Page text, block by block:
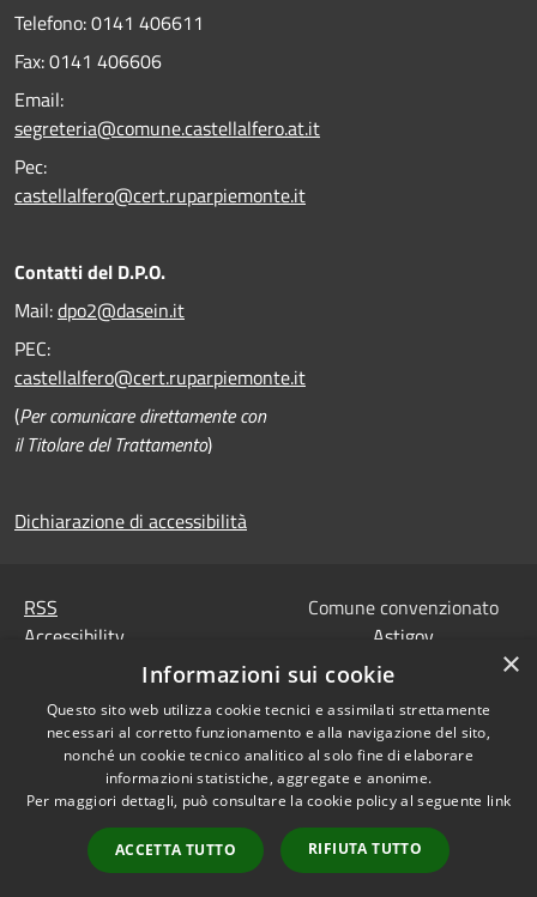
Telefono:0141 406611
Fax:0141 406606
Email:
segreteria@comune.castellalfero.at.it
Pec:
castellalfero@cert.ruparpiemonte.it
Contatti del D.P.O.
Mail:dpo2@dasein.it
PEC:
castellalfero@cert.ruparpiemonte.it
(Per comunicare direttamente con
il Titolare del Trattamento)
Dichiarazione di accessibilità
RSS
Accessibility
Sitemap
Codice Univoco IPA,
Tesoreria e Coordinate
bancarie
Dati di contatto DPO
Dichiarazione di
Comune convenzionato
Astigov
Progetto|Convenzione
Adesioni
•Accesso redazione
×
Informazioni sui cookie
Questo sito web utilizza cookie tecnici e assimilati strettamente
necessari al corretto funzionamento e alla navigazione del sito,
nonché un cookie tecnico analitico al solo fine di elaborare
informazioni statistiche, aggregate e anonime.
Per maggiori dettagli, può consultare la cookie policy al seguente link
ACCETTA TUTTO RIFIUTA TUTTO